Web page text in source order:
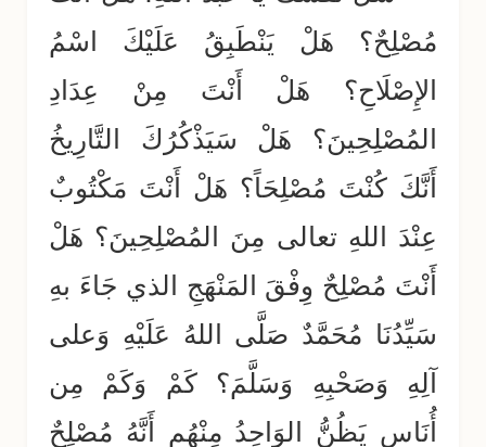
مُصْلِحٌ؟ هَلْ يَنْطَبِقُ عَلَيْكَ اسْمُ
الإِصْلَاحِ؟ هَلْ أَنْتَ مِنْ عِدَادِ
المُصْلِحِينَ؟ هَلْ سَيَذْكُرُكَ التَّارِيخُ
أَنَّكَ كُنْتَ مُصْلِحَاً؟ هَلْ أَنْتَ مَكْتُوبٌ
عِنْدَ اللهِ تعالى مِنَ المُصْلِحِينَ؟ هَلْ
أَنْتَ مُصْلِحٌ وِفْقَ المَنْهَجِ الذي جَاءَ بهِ
سَيِّدُنَا مُحَمَّدٌ صَلَّى اللهُ عَلَيْهِ وَعلى
آلِهِ وَصَحْبِهِ وَسَلَّمَ؟ كَمْ وَكَمْ مِن
أُنَاسٍ يَظُنُّ الوَاحِدُ مِنْهُم أَنَّهُ مُصْلِحٌ